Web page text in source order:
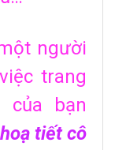
người
trang
của bạn
tiết cô